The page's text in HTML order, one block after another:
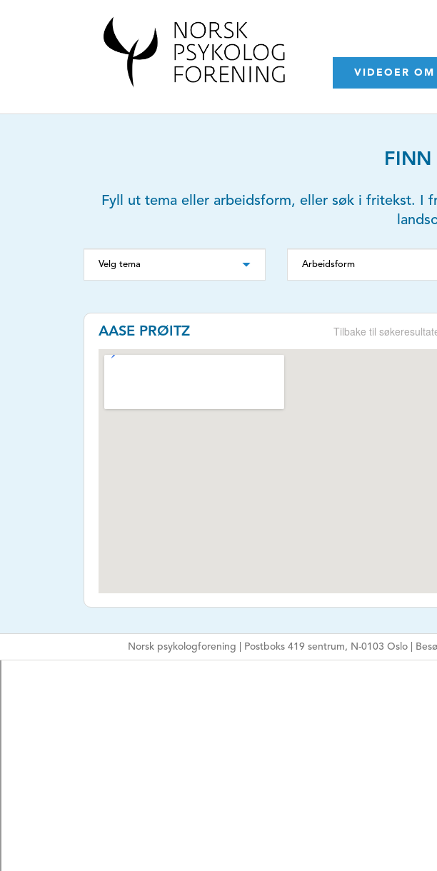
VIDEOER OM
FINN
Fyll ut tema eller arbeidsform, eller søk i fritekst. I
AASE PRØITZ Tilbake til
Norsk psykologforening | Postboks 419 sentrum, N-0103 Oslo |